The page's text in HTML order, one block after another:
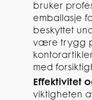
bruker
emballasje
beskyttet
være trygg
med
Effektivitet
viktigheten